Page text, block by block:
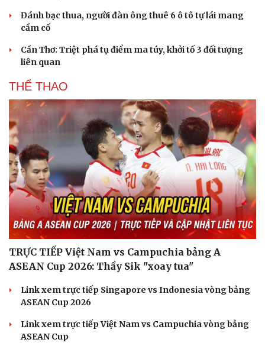
Đánh bạc thua, người đàn ông thuê 6 ô tô tự lái mang
cầm cố
Cần Thơ: Triệt phá tụ điểm ma túy, khởi tố 3 đối tượng
liên quan
THỂ THAO
TRỰC TIẾP Việt Nam vs Campuchia bảng A
ASEAN Cup 2026: Thầy Sik "xoay tua"
Link xem trực tiếp Singapore vs Indonesia vòng bảng
ASEAN Cup 2026
Link xem trực tiếp Việt Nam vs Campuchia vòng bảng
ASEAN Cup